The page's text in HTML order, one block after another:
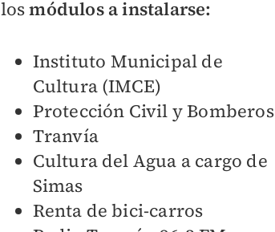
losmódulos a instalarse:
Instituto Municipal de
Cultura (IMCE)
Protección Civil y Bomberos
Tranvía
Cultura del Agua a cargo de
Simas
Renta de bici-carros